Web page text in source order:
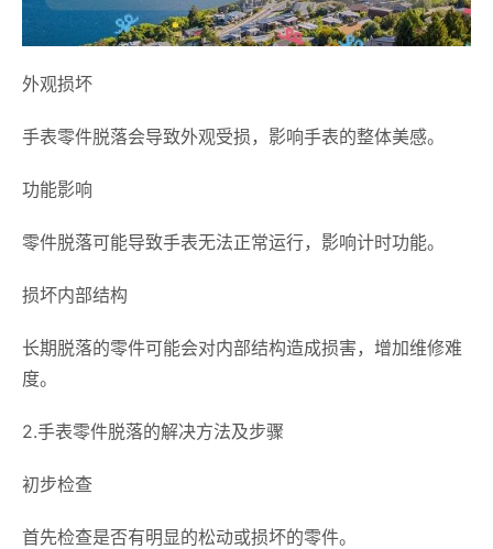
外观损坏
手表零件脱落会导致外观受损，影响手表的整体美感。
功能影响
零件脱落可能导致手表无法正常运行，影响计时功能。
损坏内部结构
长期脱落的零件可能会对内部结构造成损害，增加维修难
度。
2.手表零件脱落的解决方法及步骤
初步检查
首先检查是否有明显的松动或损坏的零件。